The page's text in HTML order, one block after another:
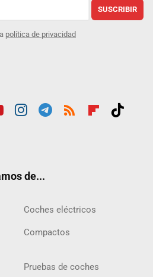
SUSCRIBIR
política de privacidad
de...
Coches eléctricos
Compactos
Pruebas de coches